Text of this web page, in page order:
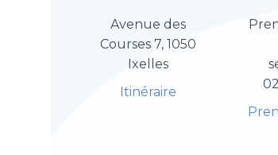
Avenue des
Courses 7, 1050
Ixelles
Itinéraire